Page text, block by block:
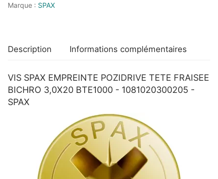
BICHRO
1081020300205
SPAX
Marque : SPAX
Description Informations complémentaires
VIS SPAX EMPREINTE POZIDRIVE TETE FRAISEE
BICHRO 3,0X20 BTE1000 - 1081020300205 -
SPAX